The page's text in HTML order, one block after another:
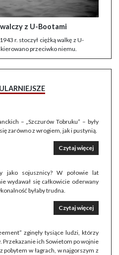
z U-Bootami
r. stoczył ciężką walkę z U-
przeciwko niemu.
– „Szczurów Tobruku” – były
zarówno z wrogiem, jak i pustynią.
Czytaj więcej
jako sojusznicy? W połowie lat
wydawał się całkowicie oderwany
byłaby trudna.
Czytaj więcej
zginęły tysiące ludzi, którzy
Przekazanie ich Sowietom po wojnie
pobytem w łagrach, w najgorszym z